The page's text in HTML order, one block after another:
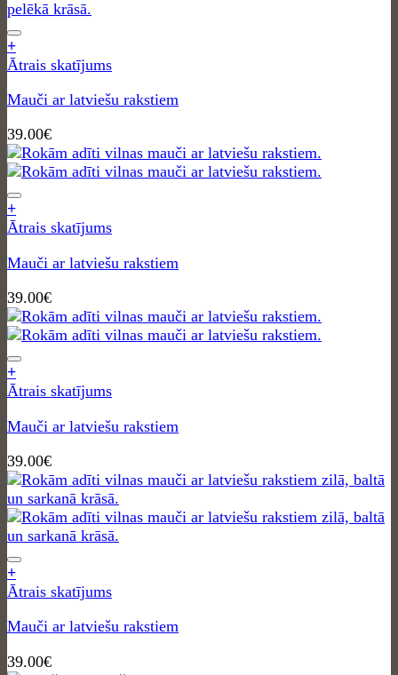
+
Ātrais skatījums
Mauči ar latviešu rakstiem
39.00€
+
Ātrais skatījums
Mauči ar latviešu rakstiem
39.00€
+
Ātrais skatījums
Mauči ar latviešu rakstiem
39.00€
+
Ātrais skatījums
Mauči ar latviešu rakstiem
39.00€